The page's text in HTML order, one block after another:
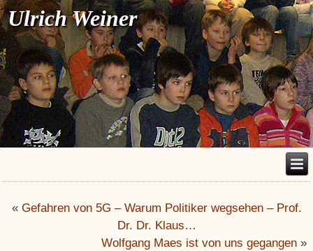
Ulrich Weiner
« Gefahren von 5G – Warum Politiker wegsehen – Prof.
Dr. Dr. Klaus…
Wolfgang Maes ist von uns gegangen»